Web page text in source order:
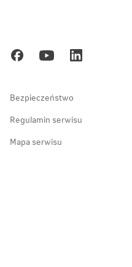
Ochrona danych osobowych
Bezpieczeństwo
Regulamin serwisu
Mapa serwisu